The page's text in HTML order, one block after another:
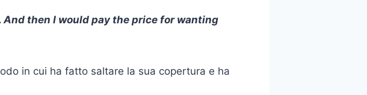
then I would pay the price for wanting
in cui ha fatto saltare la sua copertura e ha